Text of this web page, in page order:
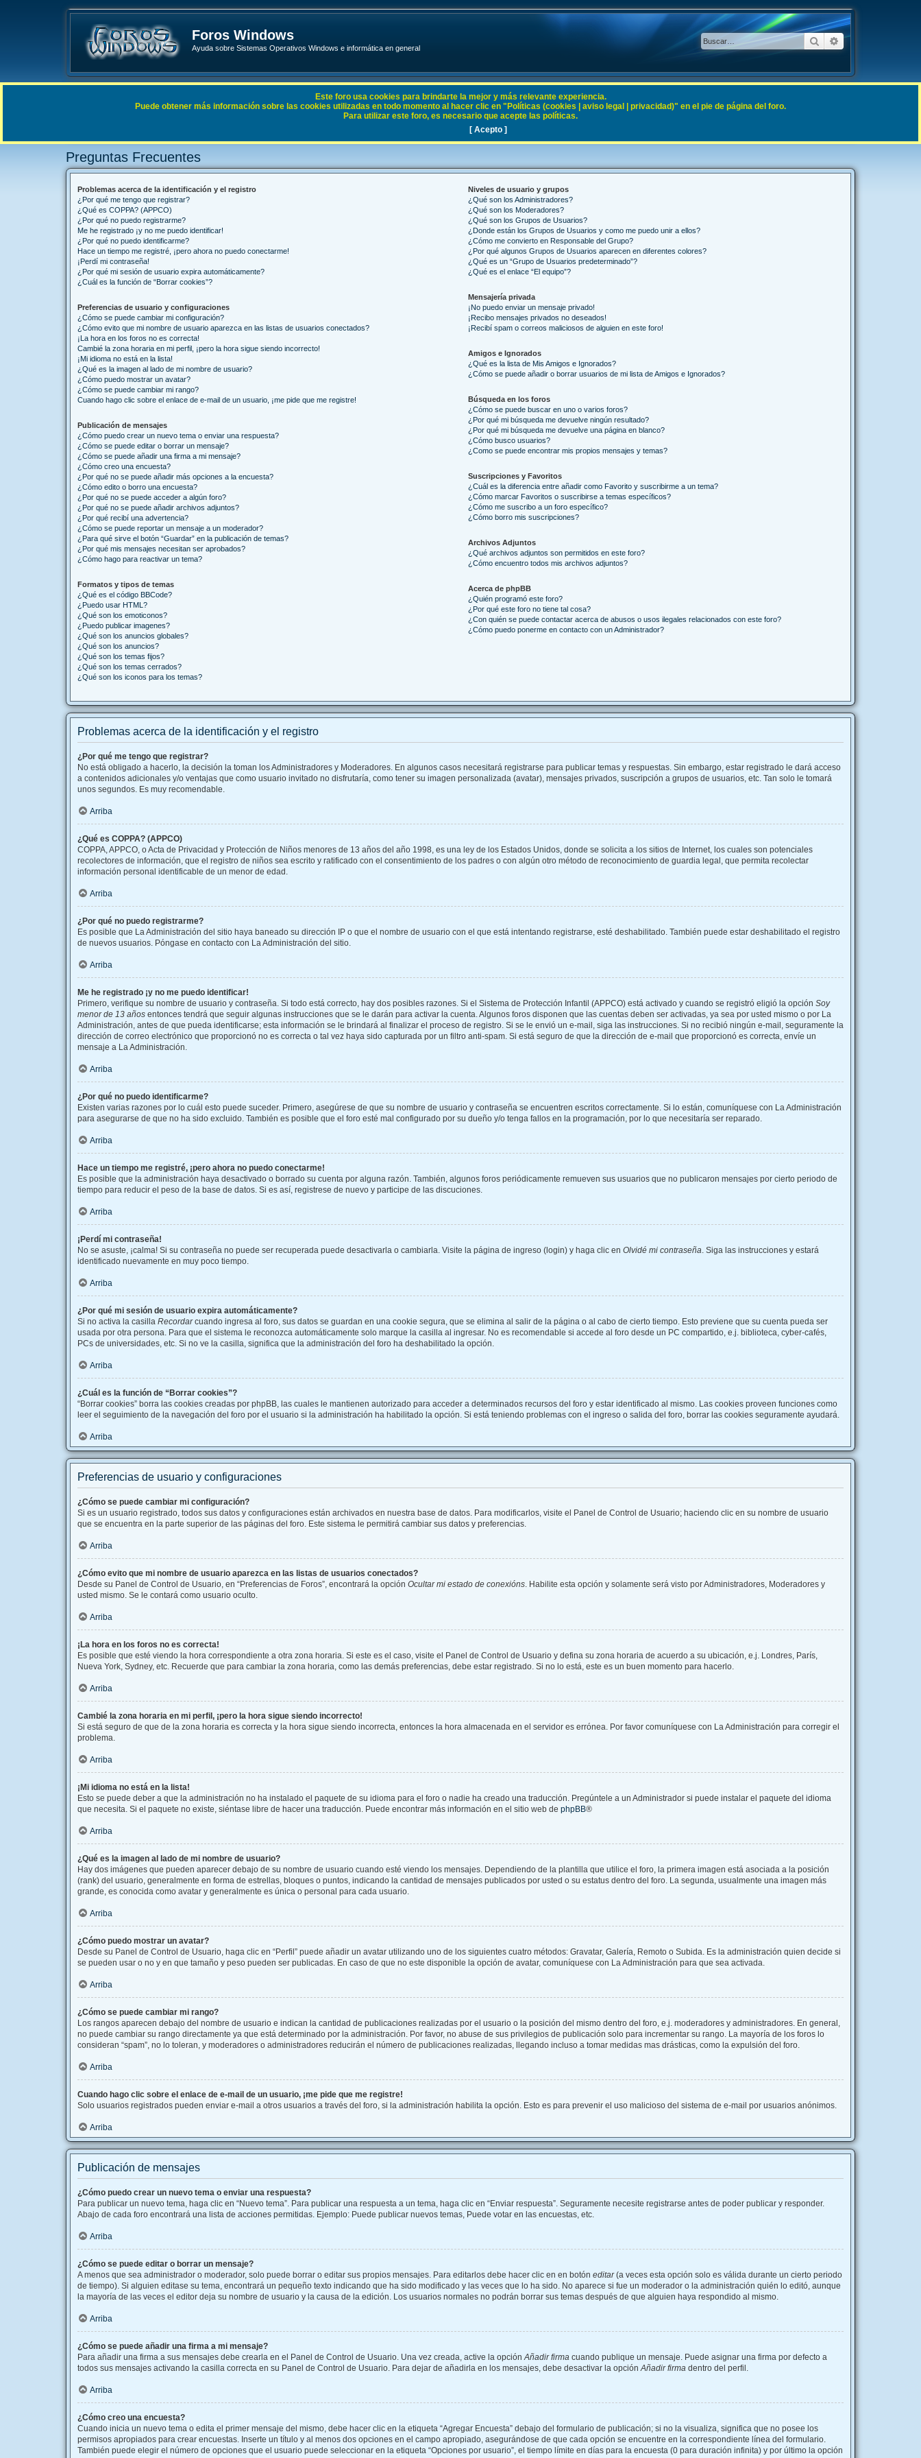
Foros Windows
Ayuda sobre Sistemas Operativos Windows e informática en general
BuscarBúsqueda
Enlaces rápidos FAQ
Preguntas Frecuentes
Problemas acerca de la identificación y el registro
¿Por qué me tengo que registrar?
¿Qué es COPPA? (APPCO)
¿Por qué no puedo registrarme?
Me he registrado ¡y no me puedo identificar!
¿Por qué no puedo identificarme?
Hace un tiempo me registré, ¡pero ahora no puedo conectarme!
¡Perdí mi contraseña!
¿Por qué mi sesión de usuario expira automáticamente?
¿Cuál es la función de “Borrar cookies”?
Preferencias de usuario y configuraciones
¿Cómo se puede cambiar mi configuración?
¿Cómo evito que mi nombre de usuario aparezca en las listas de usuarios conectados?
¡La hora en los foros no es correcta!
Cambié la zona horaria en mi perfil, ¡pero la hora sigue siendo incorrecto!
¡Mi idioma no está en la lista!
¿Qué es la imagen al lado de mi nombre de usuario?
¿Cómo puedo mostrar un avatar?
¿Cómo se puede cambiar mi rango?
Cuando hago clic sobre el enlace de e-mail de un usuario, ¡me pide que me registre!
Publicación de mensajes
¿Cómo puedo crear un nuevo tema o enviar una respuesta?
¿Cómo se puede editar o borrar un mensaje?
¿Cómo se puede añadir una firma a mi mensaje?
¿Cómo creo una encuesta?
¿Por qué no se puede añadir más opciones a la encuesta?
¿Cómo edito o borro una encuesta?
¿Por qué no se puede acceder a algún foro?
¿Por qué no se puede añadir archivos adjuntos?
¿Por qué recibí una advertencia?
¿Cómo se puede reportar un mensaje a un moderador?
¿Para qué sirve el botón “Guardar” en la publicación de temas?
¿Por qué mis mensajes necesitan ser aprobados?
¿Cómo hago para reactivar un tema?
Formatos y tipos de temas
¿Qué es el código BBCode?
¿Puedo usar HTML?
¿Qué son los emoticonos?
¿Puedo publicar imagenes?
¿Qué son los anuncios globales?
¿Qué son los anuncios?
¿Qué son los temas fijos?
¿Qué son los temas cerrados?
¿Qué son los iconos para los temas?
Niveles de usuario y grupos
¿Qué son los Administradores?
¿Qué son los Moderadores?
¿Qué son los Grupos de Usuarios?
¿Donde están los Grupos de Usuarios y como me puedo unir a ellos?
¿Cómo me convierto en Responsable del Grupo?
¿Por qué algunos Grupos de Usuarios aparecen en diferentes colores?
¿Qué es un “Grupo de Usuarios predeterminado”?
¿Qué es el enlace “El equipo”?
Mensajería privada
¡No puedo enviar un mensaje privado!
¡Recibo mensajes privados no deseados!
¡Recibí spam o correos maliciosos de alguien en este foro!
Amigos e Ignorados
¿Qué es la lista de Mis Amigos e Ignorados?
¿Cómo se puede añadir o borrar usuarios de mi lista de Amigos e Ignorados?
Búsqueda en los foros
¿Cómo se puede buscar en uno o varios foros?
¿Por qué mi búsqueda me devuelve ningún resultado?
¿Por qué mi búsqueda me devuelve una página en blanco?
¿Cómo busco usuarios?
¿Como se puede encontrar mis propios mensajes y temas?
Suscripciones y Favoritos
¿Cuál es la diferencia entre añadir como Favorito y suscribirme a un tema?
¿Cómo marcar Favoritos o suscribirse a temas específicos?
¿Cómo me suscribo a un foro específico?
¿Cómo borro mis suscripciones?
Archivos Adjuntos
¿Qué archivos adjuntos son permitidos en este foro?
¿Cómo encuentro todos mis archivos adjuntos?
Acerca de phpBB
¿Quién programó este foro?
¿Por qué este foro no tiene tal cosa?
¿Con quién se puede contactar acerca de abusos o usos ilegales relacionados con este foro?
¿Cómo puedo ponerme en contacto con un Administrador?
Problemas acerca de la identificación y el registro
¿Por qué me tengo que registrar?
No está obligado a hacerlo, la decisión la toman los Administradores y Moderadores. En algunos casos necesitará registrarse para publicar temas y respuestas. Sin embargo, estar registrado le dará acceso
a contenidos adicionales y/o ventajas que como usuario invitado no disfrutaría, como tener su imagen personalizada (avatar), mensajes privados, suscripción a grupos de usuarios, etc. Tan solo le tomará
unos segundos. Es muy recomendable.
Arriba
¿Qué es COPPA? (APPCO)
COPPA, APPCO, o Acta de Privacidad y Protección de Niños menores de 13 años del año 1998, es una ley de los Estados Unidos, donde se solicita a los sitios de Internet, los cuales son potenciales
recolectores de información, que el registro de niños sea escrito y ratificado con el consentimiento de los padres o con algún otro método de reconocimiento de guardia legal, que permita recolectar
información personal identificable de un menor de edad.
Arriba
¿Por qué no puedo registrarme?
Es posible que La Administración del sitio haya baneado su dirección IP o que el nombre de usuario con el que está intentando registrarse, esté deshabilitado. También puede estar deshabilitado el registro
de nuevos usuarios. Póngase en contacto con La Administración del sitio.
Arriba
Me he registrado ¡y no me puedo identificar!
Primero, verifique su nombre de usuario y contraseña. Si todo está correcto, hay dos posibles razones. Si el Sistema de Protección Infantil (APPCO) está activado y cuando se registró eligió la opción Soy
menor de 13 años entonces tendrá que seguir algunas instrucciones que se le darán para activar la cuenta. Algunos foros disponen que las cuentas deben ser activadas, ya sea por usted mismo o por La
Administración, antes de que pueda identificarse; esta información se le brindará al finalizar el proceso de registro. Si se le envió un e-mail, siga las instrucciones. Si no recibió ningún e-mail, seguramente la
dirección de correo electrónico que proporcionó no es correcta o tal vez haya sido capturada por un filtro anti-spam. Si está seguro de que la dirección de e-mail que proporcionó es correcta, envíe un
mensaje a La Administración.
Arriba
¿Por qué no puedo identificarme?
Existen varias razones por lo cuál esto puede suceder. Primero, asegúrese de que su nombre de usuario y contraseña se encuentren escritos correctamente. Si lo están, comuníquese con La Administración
para asegurarse de que no ha sido excluido. También es posible que el foro esté mal configurado por su dueño y/o tenga fallos en la programación, por lo que necesitaría ser reparado.
Arriba
Hace un tiempo me registré, ¡pero ahora no puedo conectarme!
Es posible que la administración haya desactivado o borrado su cuenta por alguna razón. También, algunos foros periódicamente remueven sus usuarios que no publicaron mensajes por cierto periodo de
tiempo para reducir el peso de la base de datos. Si es así, registrese de nuevo y participe de las discuciones.
Arriba
¡Perdí mi contraseña!
No se asuste, ¡calma! Si su contraseña no puede ser recuperada puede desactivarla o cambiarla. Visite la página de ingreso (login) y haga clic en Olvidé mi contraseña. Siga las instrucciones y estará
identificado nuevamente en muy poco tiempo.
Arriba
¿Por qué mi sesión de usuario expira automáticamente?
Si no activa la casilla Recordarcuando ingresa al foro, sus datos se guardan en una cookie segura, que se elimina al salir de la página o al cabo de cierto tiempo. Esto previene que su cuenta pueda ser
usada por otra persona. Para que el sistema le reconozca automáticamente solo marque la casilla al ingresar. No es recomendable si accede al foro desde un PC compartido, e.j. biblioteca, cyber-cafés,
PCs de universidades, etc. Si no ve la casilla, significa que la administración del foro ha deshabilitado la opción.
Arriba
¿Cuál es la función de “Borrar cookies”?
“Borrar cookies” borra las cookies creadas por phpBB, las cuales le mantienen autorizado para acceder a determinados recursos del foro y estar identificado al mismo. Las cookies proveen funciones como
leer el seguimiento de la navegación del foro por el usuario si la administración ha habilitado la opción. Si está teniendo problemas con el ingreso o salida del foro, borrar las cookies seguramente ayudará.
Arriba
Preferencias de usuario y configuraciones
¿Cómo se puede cambiar mi configuración?
Si es un usuario registrado, todos sus datos y configuraciones están archivados en nuestra base de datos. Para modificarlos, visite el Panel de Control de Usuario; haciendo clic en su nombre de usuario
que se encuentra en la parte superior de las páginas del foro. Este sistema le permitirá cambiar sus datos y preferencias.
Arriba
¿Cómo evito que mi nombre de usuario aparezca en las listas de usuarios conectados?
Desde su Panel de Control de Usuario, en “Preferencias de Foros”, encontrará la opción Ocultar mi estado de conexións. Habilite esta opción y solamente será visto por Administradores, Moderadores y
usted mismo. Se le contará como usuario oculto.
Arriba
¡La hora en los foros no es correcta!
Es posible que esté viendo la hora correspondiente a otra zona horaria. Si este es el caso, visite el Panel de Control de Usuario y defina su zona horaria de acuerdo a su ubicación, e.j. Londres, París,
Nueva York, Sydney, etc. Recuerde que para cambiar la zona horaria, como las demás preferencias, debe estar registrado. Si no lo está, este es un buen momento para hacerlo.
Arriba
Cambié la zona horaria en mi perfil, ¡pero la hora sigue siendo incorrecto!
Si está seguro de que de la zona horaria es correcta y la hora sigue siendo incorrecta, entonces la hora almacenada en el servidor es errónea. Por favor comuníquese con La Administración para corregir el
problema.
Arriba
¡Mi idioma no está en la lista!
Esto se puede deber a que la administración no ha instalado el paquete de su idioma para el foro o nadie ha creado una traducción. Pregúntele a un Administrador si puede instalar el paquete del idioma
que necesita. Si el paquete no existe, siéntase libre de hacer una traducción. Puede encontrar más información en el sitio web de phpBB®
Arriba
¿Qué es la imagen al lado de mi nombre de usuario?
Hay dos imágenes que pueden aparecer debajo de su nombre de usuario cuando esté viendo los mensajes. Dependiendo de la plantilla que utilice el foro, la primera imagen está asociada a la posición
(rank) del usuario, generalmente en forma de estrellas, bloques o puntos, indicando la cantidad de mensajes publicados por usted o su estatus dentro del foro. La segunda, usualmente una imagen más
grande, es conocida como avatar y generalmente es única o personal para cada usuario.
Arriba
¿Cómo puedo mostrar un avatar?
Desde su Panel de Control de Usuario, haga clic en “Perfil” puede añadir un avatar utilizando uno de los siguientes cuatro métodos: Gravatar, Galería, Remoto o Subida. Es la administración quien decide si
se pueden usar o no y en que tamaño y peso pueden ser publicadas. En caso de que no este disponible la opción de avatar, comuníquese con La Administración para que sea activada.
Arriba
¿Cómo se puede cambiar mi rango?
Los rangos aparecen debajo del nombre de usuario e indican la cantidad de publicaciones realizadas por el usuario o la posición del mismo dentro del foro, e.j. moderadores y administradores. En general,
no puede cambiar su rango directamente ya que está determinado por la administración. Por favor, no abuse de sus privilegios de publicación solo para incrementar su rango. La mayoría de los foros lo
consideran “spam”, no lo toleran, y moderadores o administradores reducirán el número de publicaciones realizadas, llegando incluso a tomar medidas mas drásticas, como la expulsión del foro.
Arriba
Cuando hago clic sobre el enlace de e-mail de un usuario, ¡me pide que me registre!
Solo usuarios registrados pueden enviar e-mail a otros usuarios a través del foro, si la administración habilita la opción. Esto es para prevenir el uso malicioso del sistema de e-mail por usuarios anónimos.
Arriba
Publicación de mensajes
¿Cómo puedo crear un nuevo tema o enviar una respuesta?
Para publicar un nuevo tema, haga clic en “Nuevo tema”. Para publicar una respuesta a un tema, haga clic en “Enviar respuesta”. Seguramente necesite registrarse antes de poder publicar y responder.
Abajo de cada foro encontrará una lista de acciones permitidas. Ejemplo: Puede publicar nuevos temas, Puede votar en las encuestas, etc.
Arriba
¿Cómo se puede editar o borrar un mensaje?
A menos que sea administrador o moderador, solo puede borrar o editar sus propios mensajes. Para editarlos debe hacer clic en en botón editar(a veces esta opción solo es válida durante un cierto periodo
de tiempo). Si alguien editase su tema, encontrará un pequeño texto indicando que ha sido modificado y las veces que lo ha sido. No aparece si fue un moderador o la administración quién lo editó, aunque
la mayoría de las veces el editor deja su nombre de usuario y la causa de la edición. Los usuarios normales no podrán borrar sus temas después de que alguien haya respondido al mismo.
Arriba
¿Cómo se puede añadir una firma a mi mensaje?
Para añadir una firma a sus mensajes debe crearla en el Panel de Control de Usuario. Una vez creada, active la opciónAñadir firma cuando publique un mensaje. Puede asignar una firma por defecto a
todos sus mensajes activando la casilla correcta en su Panel de Control de Usuario. Para dejar de añadirla en los mensajes, debe desactivar la opciónAñadir firma dentro del perfil.
Arriba
¿Cómo creo una encuesta?
Cuando inicia un nuevo tema o edita el primer mensaje del mismo, debe hacer clic en la etiqueta “Agregar Encuesta” debajo del formulario de publicación; si no la visualiza, significa que no posee los
permisos apropiados para crear encuestas. Inserte un título y al menos dos opciones en el campo apropiado, asegurándose de que cada opción se encuentre en la correspondiente línea del formulario.
También puede elegir el número de opciones que el usuario puede seleccionar en la etiqueta “Opciones por usuario”, el tiempo límite en días para la encuesta (0 para duración infinita) y por último la opción
Este foro usa cookies para brindarte la mejor y más relevante experiencia.
Puede obtener más información sobre las cookies utilizadas en todo momento al hacer clic en "Políticas (cookies | aviso legal | privacidad)" en el pie de página del foro.
Para utilizar este foro, es necesario que acepte las políticas.
[ Acepto ]